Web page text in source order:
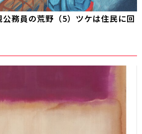
公務員の荒野（5）ツケは住民に回